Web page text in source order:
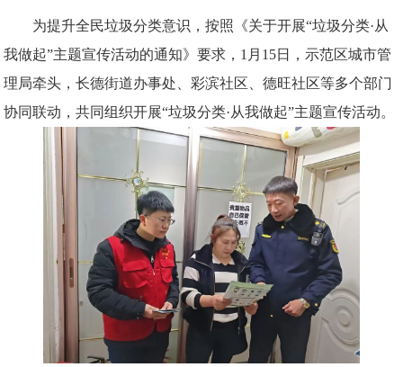
为提升全民垃圾分类意识，按照《关于开展“垃圾分类·从
我做起”主题宣传活动的通知》要求，1月15日，示范区城市管
理局牵头，长德街道办事处、彩滨社区、德旺社区等多个部门
协同联动，共同组织开展“垃圾分类·从我做起”主题宣传活动。